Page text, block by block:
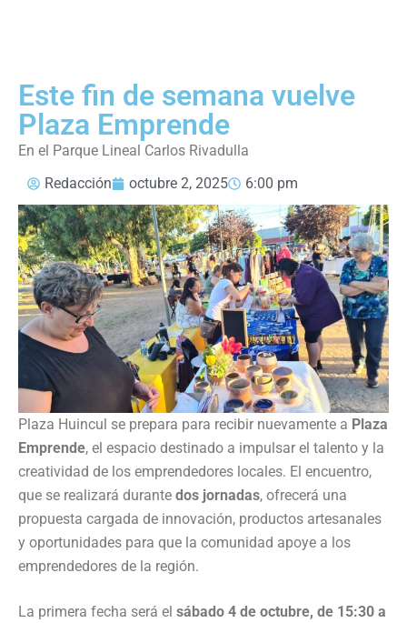
Este fin de semana vuelve
Plaza Emprende
En el Parque Lineal Carlos Rivadulla
Redacción
octubre 2, 2025 6:00 pm
Plaza Huincul se prepara para recibir nuevamente a Plaza
Emprende, el espacio destinado a impulsar el talento y la
creatividad de los emprendedores locales. El encuentro,
que se realizará durante dos jornadas, ofrecerá una
propuesta cargada de innovación, productos artesanales
y oportunidades para que la comunidad apoye a los
emprendedores de la región.
La primera fecha será el sábado 4 de octubre, de 15:30 a